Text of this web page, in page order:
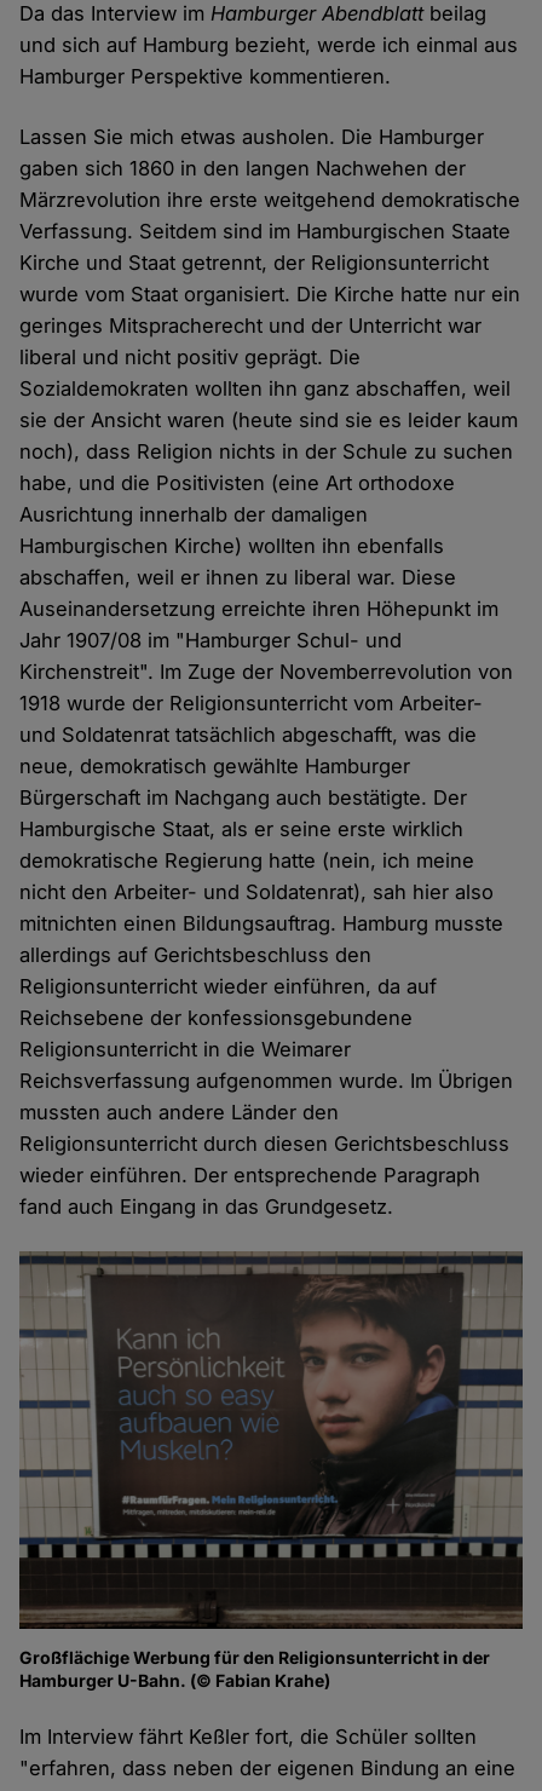
Da das Interview imHamburger Abendblattbeilag
und sich auf Hamburg bezieht, werde ich einmal aus
Hamburger Perspektive kommentieren.
Lassen Sie mich etwas ausholen. Die Hamburger
gaben sich 1860 in den langen Nachwehen der
Märzrevolution ihre erste weitgehend demokratische
Verfassung. Seitdem sind im Hamburgischen Staate
Kirche und Staat getrennt, der Religionsunterricht
wurde vom Staat organisiert. Die Kirche hatte nur ein
geringes Mitspracherecht und der Unterricht war
liberal und nicht positiv geprägt. Die
Sozialdemokraten wollten ihn ganz abschaffen, weil
sie der Ansicht waren (heute sind sie es leider kaum
noch), dass Religion nichts in der Schule zu suchen
habe, und die Positivisten (eine Art orthodoxe
Ausrichtung innerhalb der damaligen
Hamburgischen Kirche) wollten ihn ebenfalls
abschaffen, weil er ihnen zu liberal war. Diese
Auseinandersetzung erreichte ihren Höhepunkt im
Jahr 1907/08 im "Hamburger Schul- und
Kirchenstreit". Im Zuge der Novemberrevolution von
1918 wurde der Religionsunterricht vom Arbeiter-
und Soldatenrat tatsächlich abgeschafft, was die
neue, demokratisch gewählte Hamburger
Bürgerschaft im Nachgang auch bestätigte. Der
Hamburgische Staat, als er seine erste wirklich
demokratische Regierung hatte (nein, ich meine
nicht den Arbeiter- und Soldatenrat), sah hier also
mitnichten einen Bildungsauftrag. Hamburg musste
allerdings auf Gerichtsbeschluss den
Religionsunterricht wieder einführen, da auf
Reichsebene der konfessionsgebundene
Religionsunterricht in die Weimarer
Reichsverfassung aufgenommen wurde. Im Übrigen
mussten auch andere Länder den
Religionsunterricht durch diesen Gerichtsbeschluss
wieder einführen. Der entsprechende Paragraph
fand auch Eingang in das Grundgesetz.
Großflächige Werbung für den Religionsunterricht in der
Hamburger U-Bahn. (© Fabian Krahe)
Im Interview fährt Keßler fort, die Schüler sollten
"erfahren, dass neben der eigenen Bindung an eine